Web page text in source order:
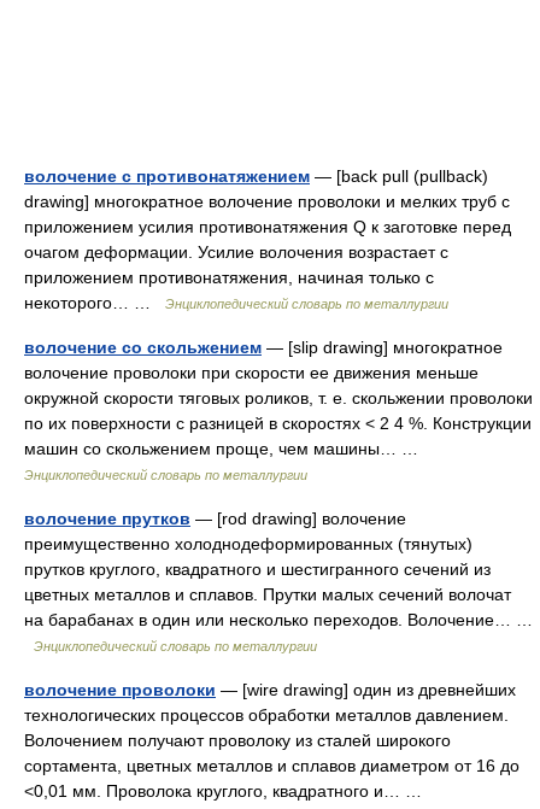
волочение с противонатяжением — [back pull (pullback)
drawing] многократное волочение проволоки и мелких труб с
приложением усилия противонатяжения Q к заготовке перед
очагом деформации. Усилие волочения возрастает с
приложением противонатяжения, начиная только с
некоторого… …
Энциклопедический словарь по металлургии
волочение со скольжением — [slip drawing] многократное
волочение проволоки при скорости ее движения меньше
окружной скорости тяговых роликов, т. е. скольжении проволоки
по их поверхности с разницей в скоростях < 2 4 %. Конструкции
машин со скольжением проще, чем машины… …
Энциклопедический словарь по металлургии
волочение прутков — [rod drawing] волочение
преимущественно холоднодеформированных (тянутых)
прутков круглого, квадратного и шестигранного сечений из
цветных металлов и сплавов. Прутки малых сечений волочат
на барабанах в один или несколько переходов. Волочение… …
Энциклопедический словарь по металлургии
волочение проволоки — [wire drawing] один из древнейших
технологических процессов обработки металлов давлением.
Волочением получают проволоку из сталей широкого
сортамента, цветных металлов и сплавов диаметром от 16 до
<0,01 мм. Проволока круглого, квадратного и… …